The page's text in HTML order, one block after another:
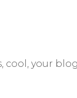
your